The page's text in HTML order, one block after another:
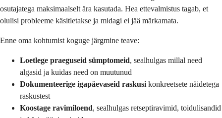
osutajatega maksimaalselt ära kasutada. Hea ettevalmistus tagab, et
olulisi probleeme käsitletakse ja midagi ei jää märkamata.
Enne oma kohtumist koguge järgmine teave:
Loetlege praeguseid sümptomeid, sealhulgas millal need
algasid ja kuidas need on muutunud
Dokumenteerige igapäevaseid raskusi konkreetsete näidetega
raskustest
Koostage ravimiloend, sealhulgas retseptiravimid, toidulisandid